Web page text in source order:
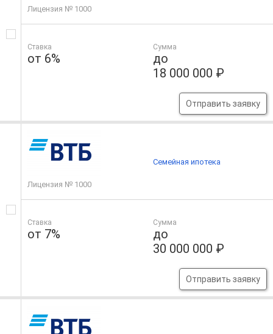
Лицензия № 1000
Ставка
от 6%
Сумма
до
18 000 000 ₽
Отправить заявку
Лицензия № 1000
Ставка
от 7%
Сумма
до
30 000 000 ₽
Отправить заявку
Семейная ипотека